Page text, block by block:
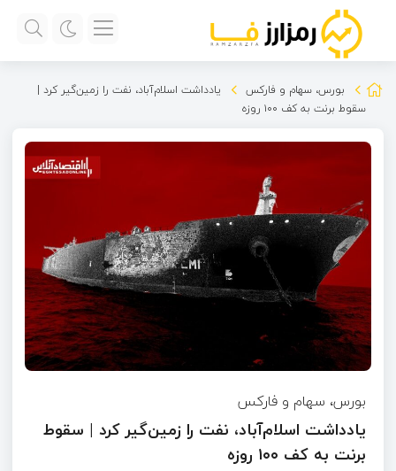
بورس، سهام و فارکس
یادداشت اسلام‌آباد، نفت را زمین‌گیر کرد |
سقوط برنت به کف ۱۰۰ روزه
بورس، سهام و فارکس
یادداشت اسلام‌آباد، نفت را زمین‌گیر کرد | سقوط
برنت به کف ۱۰۰ روزه